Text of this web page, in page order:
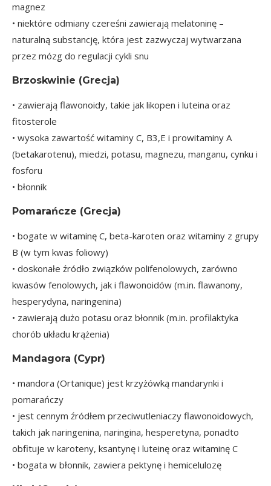
magnez
• niektóre odmiany czereśni zawierają melatoninę –
naturalną substancję, która jest zazwyczaj wytwarzana
przez mózg do regulacji cykli snu
Brzoskwinie (Grecja)
• zawierają flawonoidy, takie jak likopen i luteina oraz
fitosterole
• wysoka zawartość witaminy C, B3,E i prowitaminy A
(betakarotenu), miedzi, potasu, magnezu, manganu, cynku i
fosforu
• błonnik
Pomarańcze (Grecja)
• bogate w witaminę C, beta-karoten oraz witaminy z grupy
B (w tym kwas foliowy)
• doskonałe źródło związków polifenolowych, zarówno
kwasów fenolowych, jak i flawonoidów (m.in. flawanony,
hesperydyna, naringenina)
• zawierają dużo potasu oraz błonnik (m.in. profilaktyka
chorób układu krążenia)
Mandagora (Cypr)
• mandora (Ortanique) jest krzyżówką mandarynki i
pomarańczy
• jest cennym źródłem przeciwutleniaczy flawonoidowych,
takich jak naringenina, naringina, hesperetyna, ponadto
obfituje w karoteny, ksantynę i luteinę oraz witaminę C
• bogata w błonnik, zawiera pektynę i hemicelulozę